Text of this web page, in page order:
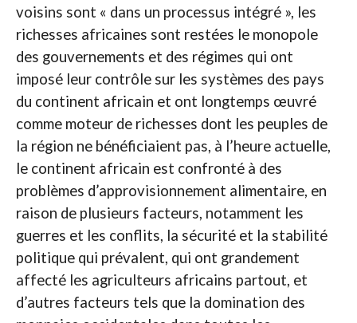
voisins sont « dans un processus intégré », les
richesses africaines sont restées le monopole
des gouvernements et des régimes qui ont
imposé leur contrôle sur les systèmes des pays
du continent africain et ont longtemps œuvré
comme moteur de richesses dont les peuples de
la région ne bénéficiaient pas, à l’heure actuelle,
le continent africain est confronté à des
problèmes d’approvisionnement alimentaire, en
raison de plusieurs facteurs, notamment les
guerres et les conflits, la sécurité et la stabilité
politique qui prévalent, qui ont grandement
affecté les agriculteurs africains partout, et
d’autres facteurs tels que la domination des